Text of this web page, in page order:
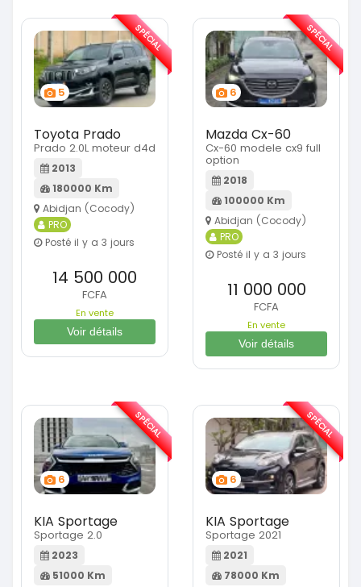
5
Toyota Prado
Prado 2.0L moteur d4d
2013
180000 Km
Abidjan (Cocody)
PRO
Posté il y a 3 jours
14 500 000
FCFA
En vente
Voir détails
SPÉCIAL
6
Mazda Cx-60
Cx-60 modele cx9 full
option
2018
100000 Km
Abidjan (Cocody)
PRO
Posté il y a 3 jours
11 000 000
FCFA
En vente
Voir détails
SPÉCIAL
6
KIA Sportage
Sportage 2.0
2023
51000 Km
SPÉCIAL
6
KIA Sportage
Sportage 2021
2021
78000 Km
SPÉCIAL